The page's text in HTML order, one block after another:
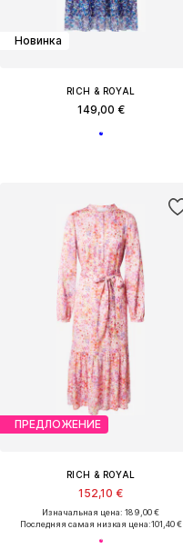
Новинка
RICH & ROYAL
149,00 €
ПРЕДЛОЖЕНИЕ
RICH & ROYAL
152,10 €
Изначальная цена: 189,00 €
Последняя самая низкая цена:101,40 €